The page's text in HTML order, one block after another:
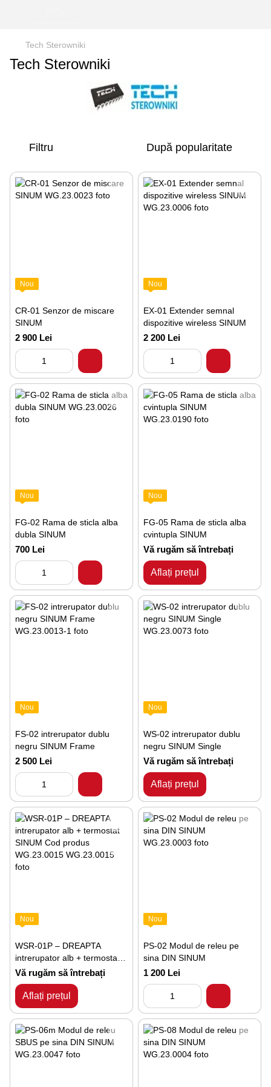
Tech Sterowniki
Tech Sterowniki
Filtru După popularitate
Nou
CR-01 Senzor de miscare
SINUM
2 900 Lei
Nou
EX-01 Extender semnal
dispozitive wireless SINUM
2 200 Lei
Nou
FG-02 Rama de sticla alba
dubla SINUM
700 Lei
Nou
FG-05 Rama de sticla alba
cvintupla SINUM
Vă rugăm să întrebați
Aflați prețul
Nou
FS-02 intrerupator dublu
negru SINUM Frame
2 500 Lei
Nou
WS-02 intrerupator dublu
negru SINUM Single
Vă rugăm să întrebați
Aflați prețul
Nou
WSR-01P – DREAPTA
intrerupator alb + termostat
SINUM Cod produs
WG.23.0015
Vă rugăm să întrebați
Aflați prețul
Nou
PS-02 Modul de releu pe
sina DIN SINUM
1 200 Lei